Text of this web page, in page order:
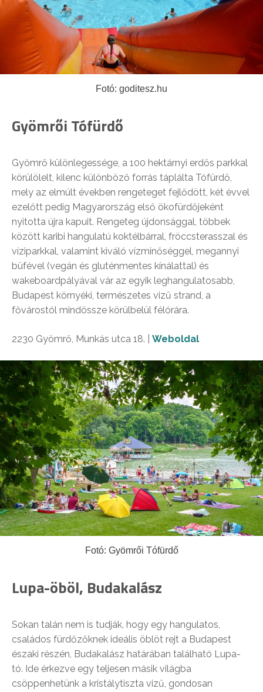
Fotó: goditesz.hu
Gyömrői Tófürdő
Gyömrő különlegessége, a 100 hektárnyi erdős parkkal
körülölelt, kilenc különböző forrás táplálta Tófürdő,
mely az elmúlt években rengeteget fejlődött, két évvel
ezelőtt pedig Magyarország első ökofürdőjeként
nyitotta újra kapuit. Rengeteg újdonsággal, többek
között karibi hangulatú koktélbárral, fröccsterasszal és
víziparkkal, valamint kiváló vízminőséggel, megannyi
büfével (vegán és gluténmentes kínálattal) és
wakeboardpályával vár az egyik leghangulatosabb,
Budapest környéki, természetes vizű strand, a
fővárostól mindössze körülbelül félórára.
2230 Gyömrő, Munkás utca 18. | Weboldal
Fotó: Gyömrői Tófürdő
Lupa-öböl, Budakalász
Sokan talán nem is tudják, hogy egy hangulatos,
családos fürdőzőknek ideális öblöt rejt a Budapest
északi részén, Budakalász határában található Lupa-
tó. Ide érkezve egy teljesen másik világba
csöppenhetünk a kristálytiszta vizű, gondosan